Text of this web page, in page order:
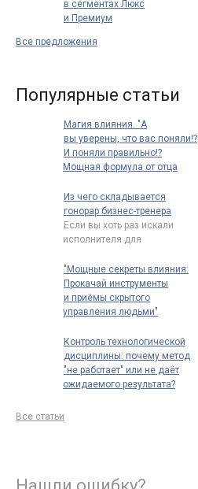
в сегментах Люкс
и Премиум
Все предложения
Популярные статьи
Магия влияния. "А
вы уверены, что вас поняли!?
И поняли правильно!?
Мощная формула от отца
тебя нельзя было не понять"
"Вы уверены, что вас поняли?
что имел ввиду Марк Фабий
Квинтилиан* сказав:
Из чего складывается
гонорар бизнес-тренера
Если вы хоть раз искали
исполнителя для
то наверняка замечали…
"Мощные секреты влияния:
Прокачай инструменты
и приёмы скрытого
управления людьми"
управляет тот, кто проявляет
наибольшую гибкость"
восходит к кибернетике…
Контроль технологической
дисциплины: почему метод
"не работает" или не даёт
ожидаемого результата?
дисциплины: почему метод
Все статьи